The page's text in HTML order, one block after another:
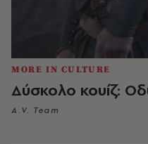
MORE IN CULTURE
Δύσκολο κουίζ:
A.V. Team